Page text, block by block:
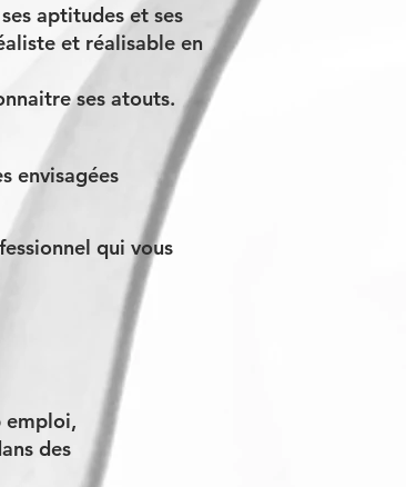
aptitudes et ses
et réalisable en
ses atouts.
envisagées
qui vous
emploi,
des